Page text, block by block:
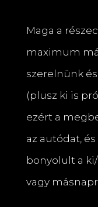
Maga a
maximum
szerelnünk
(plusz ki is
ezért a
az autódat,
bonyolult a
vagy